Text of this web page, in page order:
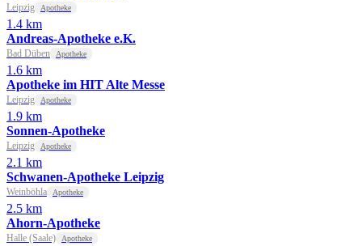
Leipzig Apotheke
1.4 km
Andreas-Apotheke e.K.
Bad Düben Apotheke
1.6 km
Apotheke im HIT Alte Messe
Leipzig Apotheke
1.9 km
Sonnen-Apotheke
Leipzig Apotheke
2.1 km
Schwanen-Apotheke Leipzig
Weinböhla Apotheke
2.5 km
Ahorn-Apotheke
Halle (Saale) Apotheke